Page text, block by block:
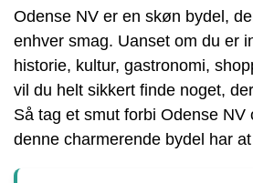
Odense NV er en skøn bydel,
enhver smag. Uanset om du er
historie, kultur, gastronomi,
vil du helt sikkert finde noget,
Så tag et smut forbi Odense NV
denne charmerende bydel har